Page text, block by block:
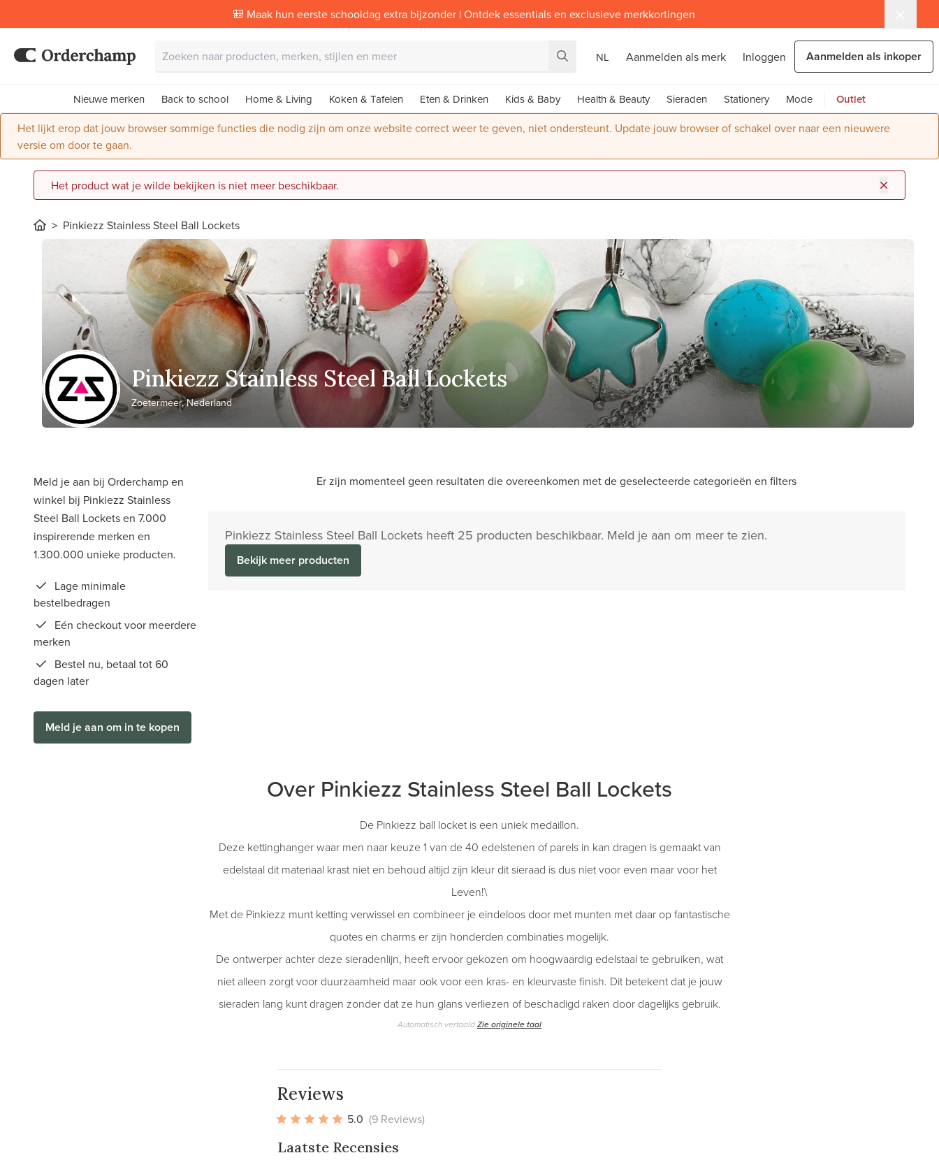
🎒 Maak hun eerste schooldag extra bijzonder | Ontdek essentials en exclusieve merkkortingen
NL Aanmelden als merk Inloggen Aanmelden als inkoper
Nieuwe merken Back to school Home & Living Koken & Tafelen Eten & Drinken Kids & Baby Health & Beauty Sieraden Stationery Mode Outlet
Het lijkt erop dat jouw browser sommige functies die nodig zijn om onze website correct weer te geven, niet ondersteunt. Update jouw browser of schakel over naar een nieuwere
versie om door te gaan.
Het product wat je wilde bekijken is niet meer beschikbaar.
Pinkiezz Stainless Steel Ball Lockets
Pinkiezz Stainless Steel Ball Lockets
Zoetermeer, Nederland
Meld je aan bij Orderchamp en
winkel bij Pinkiezz Stainless
Steel Ball Lockets en 7.000
inspirerende merken en
1.300.000 unieke producten.
Lage minimale
bestelbedragen
Eén checkout voor meerdere
merken
Bestel nu, betaal tot 60
dagen later
Meld je aan om in te kopen
Er zijn momenteel geen resultaten die overeenkomen met de geselecteerde categorieën en filters
Pinkiezz Stainless Steel Ball Lockets heeft 25 producten beschikbaar. Meld je aan om meer te zien.
Bekijk meer producten
Over Pinkiezz Stainless Steel Ball Lockets
De Pinkiezz ball locket is een uniek medaillon.
Deze kettinghanger waar men naar keuze 1 van de 40 edelstenen of parels in kan dragen is gemaakt van
edelstaal dit materiaal krast niet en behoud altijd zijn kleur dit sieraad is dus niet voor even maar voor het
Leven!\
Met de Pinkiezz munt ketting verwissel en combineer je eindeloos door met munten met daar op fantastische
quotes en charms er zijn honderden combinaties mogelijk.
De ontwerper achter deze sieradenlijn, heeft ervoor gekozen om hoogwaardig edelstaal te gebruiken, wat
niet alleen zorgt voor duurzaamheid maar ook voor een kras- en kleurvaste finish. Dit betekent dat je jouw
sieraden lang kunt dragen zonder dat ze hun glans verliezen of beschadigd raken door dagelijks gebruik.
Automatisch vertaaldZie originele taal
Reviews
5.0 (9 Reviews)
Laatste Recensies